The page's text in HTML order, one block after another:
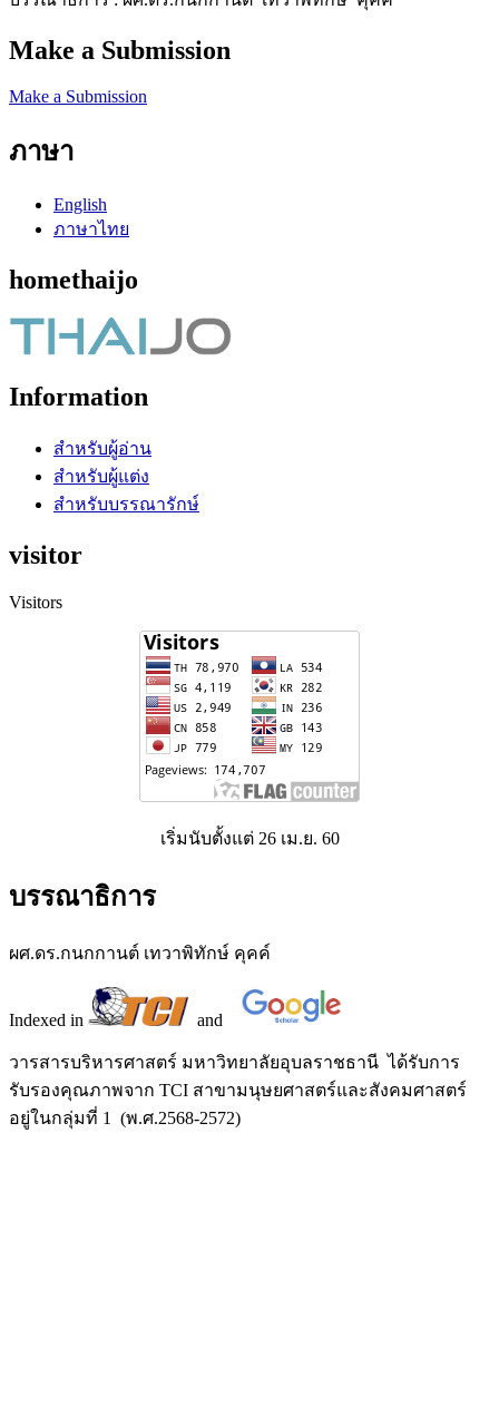
Make a Submission
Make a Submission
ภาษา
English
ภาษาไทย
homethaijo
Information
สำหรับผู้อ่าน
สำหรับผู้แต่ง
สำหรับบรรณารักษ์
visitor
Visitors
เริ่มนับตั้งแต่ 26 เม.ย. 60
บรรณาธิการ
ผศ.ดร.กนกกานต์ เทวาพิทักษ์ คุคค์
Indexed in and
วารสารบริหารศาสตร์ มหาวิทยาลัยอุบลราชธานี ได้รับการ
รับรองคุณภาพจาก TCI สาขามนุษยศาสตร์และสังคมศาสตร์
อยู่ในกลุ่มที่ 1 (พ.ศ.2568-2572)